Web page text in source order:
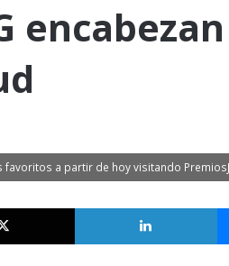
a partir de hoy visitando
X